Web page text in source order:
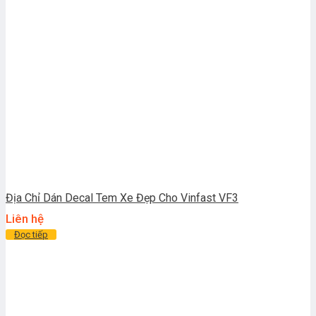
Địa Chỉ Dán Decal Tem Xe Đẹp Cho Vinfast VF3
Liên hệ
Đọc tiếp